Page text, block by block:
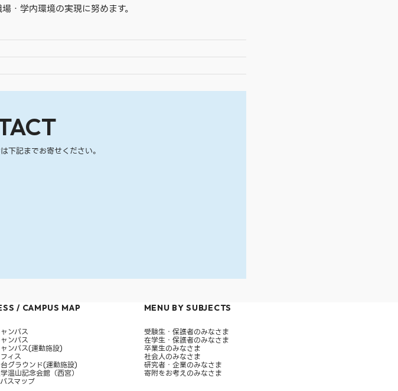
・学内環境の実現に努めます。
下記までお寄せください。
/ CAMPUS MAP
ンパス
ンパス
ンパス(運動施設)
ィス
グラウンド(運動施設)
温山記念会館（西宮）
スマップ
MENU BY SUBJECTS
受験生・保護者のみなさま
在学生・保護者のみなさま
卒業生のみなさま
社会人のみなさま
研究者・企業のみなさま
寄附をお考えのみなさま